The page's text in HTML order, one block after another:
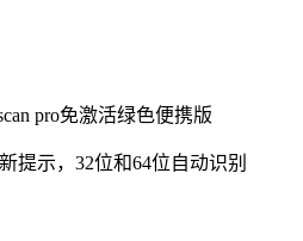
pro免激活绿色便携版
提示，32位和64位自动识别